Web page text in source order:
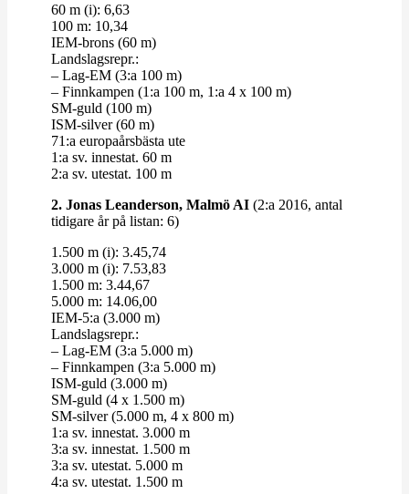
60 m (i): 6,63
100 m: 10,34
IEM-​​brons (60 m)
Lands­lagsrepr.:
– Lag-​​EM (3:a 100 m)
– Finn­kampen (1:a 100 m, 1:a 4 x 100 m)
SM-​​guld (100 m)
ISM-​​silver (60 m)
71:a euro­pa­års­bästa ute
1:a sv. innestat. 60 m
2:a sv. utestat. 100 m
2. Jonas Lean­derson, Malmö AI (2:a 2016, antal
tidigare år på listan: 6)
1.500 m (i): 3.45,74
3.000 m (i): 7.53,83
1.500 m: 3.44,67
5.000 m: 14.06,00
IEM-5:a (3.000 m)
Lands­lagsrepr.:
– Lag-​​EM (3:a 5.000 m)
– Finn­kampen (3:a 5.000 m)
ISM-​​guld (3.000 m)
SM-​​guld (4 x 1.500 m)
SM-​​silver (5.000 m, 4 x 800 m)
1:a sv. innestat. 3.000 m
3:a sv. innestat. 1.500 m
3:a sv. utestat. 5.000 m
4:a sv. utestat. 1.500 m